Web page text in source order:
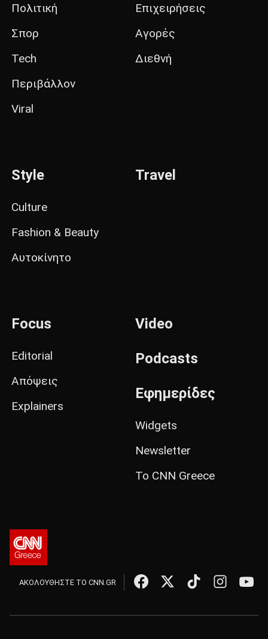
Πολιτική
Σπορ
Tech
Περιβάλλον
Viral
Επιχειρήσεις
Αγορές
Διεθνή
Style
Culture
Fashion & Beauty
Αυτοκίνητο
Travel
Focus
Editorial
Απόψεις
Explainers
Video
Podcasts
Εφημερίδες
Widgets
Newsletter
Το CNN Greece
ΑΚΟΛΟΥΘΗΣΤΕ ΤΟ CNN.GR